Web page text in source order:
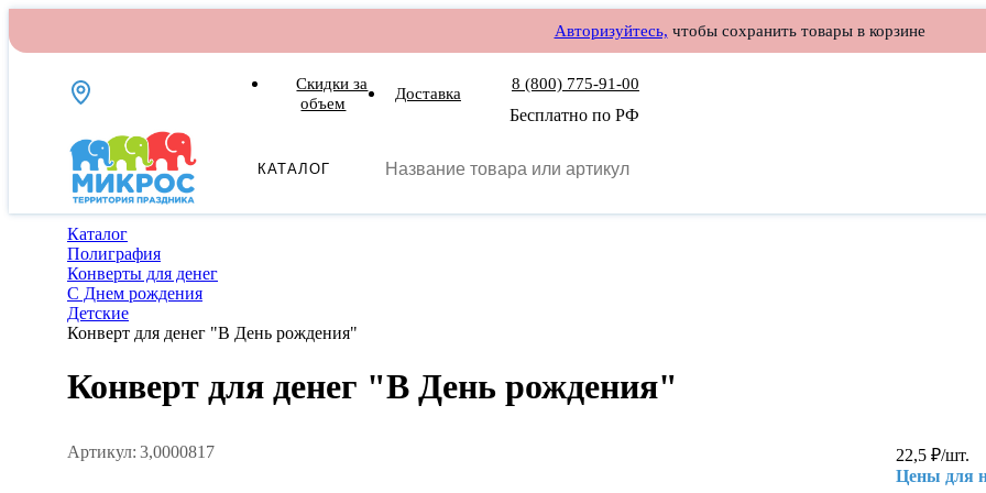
Авторизуйтесь, чтобы сохранить товары в корзине
Скидки за
объем
Доставка
8 (800) 775-91-00
Бесплатно по РФ
КАТАЛОГ
Каталог
Полиграфия
Конверты для денег
С Днем рождения
Детские
Конверт для денег "В День рождения"
Конверт для денег "В День рождения"
Артикул: 3,0000817 22,5₽/шт.
Цены для